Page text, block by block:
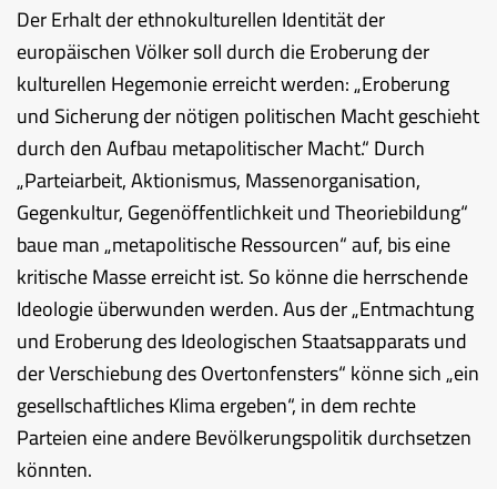
Der Erhalt der ethnokulturellen Identität der
europäischen Völker soll durch die Eroberung der
kulturellen Hegemonie erreicht werden: „Eroberung
und Sicherung der nötigen politischen Macht geschieht
durch den Aufbau metapolitischer Macht.“ Durch
„Parteiarbeit, Aktionismus, Massenorganisation,
Gegenkultur, Gegenöffentlichkeit und Theoriebildung“
baue man „metapolitische Ressourcen“ auf, bis eine
kritische Masse erreicht ist. So könne die herrschende
Ideologie überwunden werden. Aus der „Entmachtung
und Eroberung des Ideologischen Staatsapparats und
der Verschiebung des Overtonfensters“ könne sich „ein
gesellschaftliches Klima ergeben“, in dem rechte
Parteien eine andere Bevölkerungspolitik durchsetzen
könnten.